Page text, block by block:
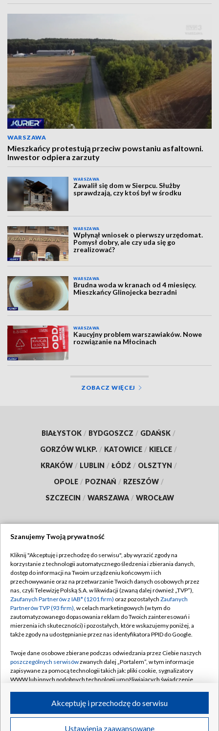
WARSZAWA
Mieszkańcy protestują przeciw powstaniu asfaltowni.
Inwestor odpiera zarzuty
WARSZAWA
Zawalił się dom w Sierpcu. Służby
sprawdzają, czy ktoś był w środku
WARSZAWA
Wpłynął wniosek o pierwszy urzędomat.
Pomysł dobry, ale czy uda się go
zrealizować?
WARSZAWA
Brudna woda w kranach od 4 miesięcy.
Mieszkańcy Glinojecka bezradni
WARSZAWA
Kaucyjny problem warszawiaków. Nowe
rozwiązanie na Młocinach
ZOBACZ WIĘCEJ
BIAŁYSTOK / BYDGOSZCZ / GDAŃSK /
GORZÓW WLKP. / KATOWICE / KIELCE /
KRAKÓW / LUBLIN / ŁÓDŹ / OLSZTYN /
OPOLE / POZNAŃ / RZESZÓW /
SZCZECIN / WARSZAWA / WROCŁAW
TVP
Abonament TVP
Emisja w TVP
Centrum informacji TVP
Naziemna Telewizja Cyfrowa
Rada Programowa
System NOS
Informacje o nadawcy
Program dla prasy
Regulamin TVP
Polityka prywatności
Moje zgody
Pomoc
Kontakt
Kanały
©2026 Telewizja Polska S.A. w likwidacji
Szanujemy Twoją prywatność
Kliknij "Akceptuję i przechodzę do serwisu", aby wyrazić zgody na
korzystanie z technologii automatycznego śledzenia i zbierania danych,
dostęp do informacji na Twoim urządzeniu końcowym i ich
przechowywanie oraz na przetwarzanie Twoich danych osobowych przez
nas, czyli Telewizję Polską S.A. w likwidacji (zwaną dalej również „TVP”),
Zaufanych Partnerów z IAB* (1201 firm) oraz pozostałych Zaufanych
Partnerów TVP (93 firm), w celach marketingowych (w tym do
zautomatyzowanego dopasowania reklam do Twoich zainteresowań i
mierzenia ich skuteczności) i pozostałych, które wskazujemy poniżej, a
także zgody na udostępnianie przez nas identyfikatora PPID do Google.
Twoje dane osobowe zbierane podczas odwiedzania przez Ciebie naszych
poszczególnych serwisówzwanych dalej „Portalem”, w tym informacje
zapisywane za pomocą technologii takich jak: pliki cookie, sygnalizatory
WWW lub innych podobnych technologii umożliwiających świadczenie
ruchu w Internecie.
Twoje dane osobowe zbierane podczas odwiedzania przez Ciebie
Ustawienia zaawansowane
Akceptuję i przechodzę do serwisu